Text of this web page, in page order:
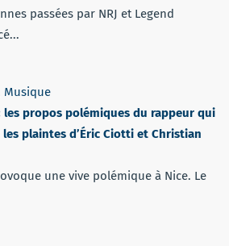
passées par NRJ et Legend
Musique
les propos polémiques du rappeur qui
plaintes d’Éric Ciotti et Christian
une vive polémique à Nice. Le